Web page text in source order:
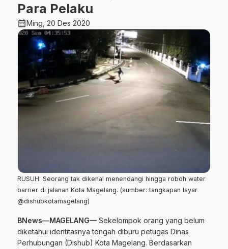
Para Pelaku
calendar_monthMing, 20 Des 2020
RUSUH: Seorang tak dikenal menendangi hingga roboh water
barrier di jalanan Kota Magelang. (sumber: tangkapan layar
@dishubkotamagelang)
BNews—MAGELANG— Sekelompok orang yang belum
diketahui identitasnya tengah diburu petugas Dinas
Perhubungan (Dishub) Kota Magelang. Berdasarkan